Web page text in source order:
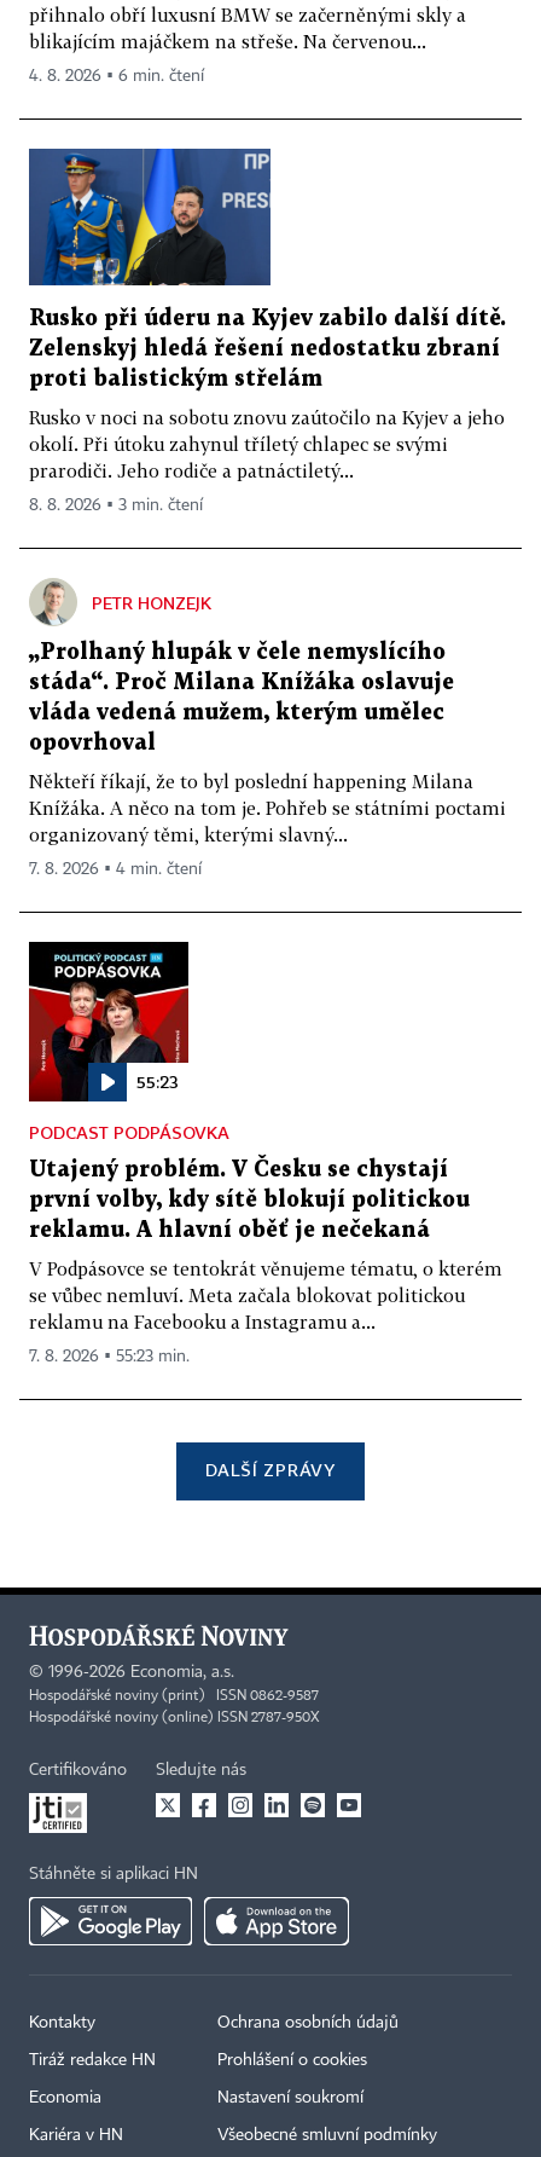
přihnalo obří luxusní BMW se začerněnými skly a
blikajícím majáčkem na střeše. Na červenou...
4. 8. 2026 ▪ 6 min. čtení
Rusko při úderu na Kyjev zabilo další dítě.
Zelenskyj hledá řešení nedostatku zbraní
proti balistickým střelám
Rusko v noci na sobotu znovu zaútočilo na Kyjev a jeho
okolí. Při útoku zahynul tříletý chlapec se svými
prarodiči. Jeho rodiče a patnáctiletý...
8. 8. 2026 ▪ 3 min. čtení
PETR HONZEJK
„Prolhaný hlupák v čele nemyslícího
stáda“. Proč Milana Knížáka oslavuje
vláda vedená mužem, kterým umělec
opovrhoval
Někteří říkají, že to byl poslední happening Milana
Knížáka. A něco na tom je. Pohřeb se státními poctami
organizovaný těmi, kterými slavný...
7. 8. 2026 ▪ 4 min. čtení
55:23
PODCAST PODPÁSOVKA
Utajený problém. V Česku se chystají
první volby, kdy sítě blokují politickou
reklamu. A hlavní oběť je nečekaná
V Podpásovce se tentokrát věnujeme tématu, o kterém
se vůbec nemluví. Meta začala blokovat politickou
reklamu na Facebooku a Instagramu a...
7. 8. 2026 ▪ 55:23 min.
DALŠÍ ZPRÁVY
© 1996-2026 Economia, a.s.
Hospodářské noviny (print) ISSN 0862-9587
Hospodářské noviny (online) ISSN 2787-950X
Certifikováno Sledujte nás
Stáhněte si aplikaci HN
Kontakty
Tiráž redakce HN
Economia
Kariéra v HN
Ochrana osobních údajů
Prohlášení o cookies
Nastavení soukromí
Všeobecné smluvní podmínky